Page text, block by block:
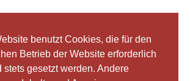
benutzt Cookies, die für den
Betrieb der Website erforderlich
stets gesetzt werden. Andere
Oil, Urea,
36 Acid
D-mixed-
Lactic Acid,